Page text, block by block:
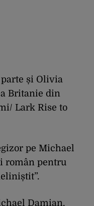
și Olivia
Britanie din
Lark Rise to
pe Michael
român pentru
Damian,